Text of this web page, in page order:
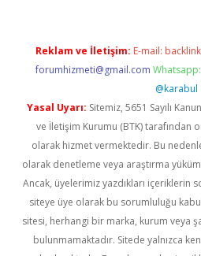
Reklam ve İletişim: E-mail:
forumhizmeti@gmail.com
@karabul
Yasal Uyarı: Sitemiz, 5651 Sayılı
ve İletişim Kurumu (BTK) tarafından
olarak hizmet vermektedir. Bu
olarak denetleme veya araştırma
Ancak, üyelerimiz yazdıkları içeriklerin
siteye üye olarak bu sorumluluğu
sitesi, herhangi bir marka, kurum veya
bulunmamaktadır. Sitede yalnızca